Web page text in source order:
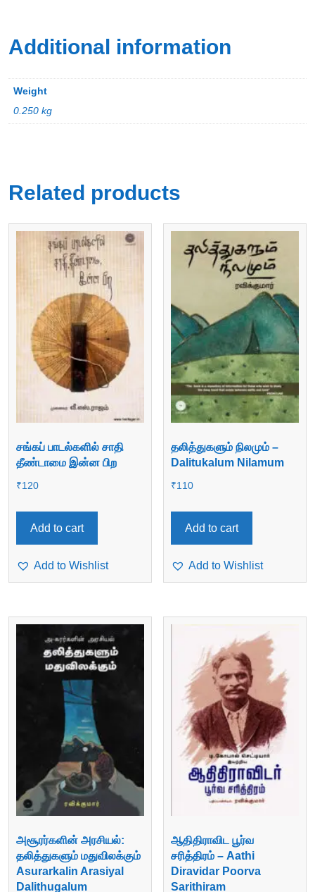
Additional information
Weight
0.250 kg
Related products
சங்கப் பாடல்களில் சாதி
தீண்டாமை இன்ன பிற
₹120
Add to cart
Add to Wishlist
தலித்துகளும் நிலமும் –
Dalitukalum Nilamum
₹110
Add to cart
Add to Wishlist
அசூரர்களின் அரசியல்:
தலித்துகளும் மதுவிலக்கும்
Asurarkalin Arasiyal
Dalithugalum
ஆதிதிராவிட பூர்வ
சரித்திரம் – Aathi
Diravidar Poorva
Sarithiram